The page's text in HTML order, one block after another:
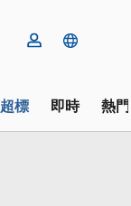
標 即時 熱